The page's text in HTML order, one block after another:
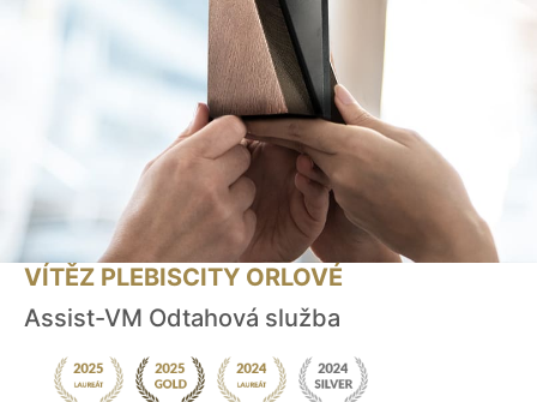
VÍTĚZ PLEBISCITY ORLOVÉ
Assist-VM Odtahová služba